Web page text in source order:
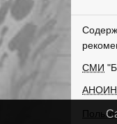
СМИ